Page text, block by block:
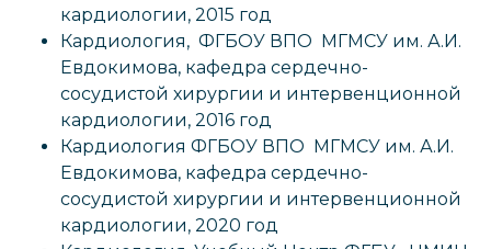
кардиологии, 2015 год
Кардиология, ФГБОУ ВПО МГМСУ им. А.И.
Евдокимова, кафедра сердечно-
сосудистой хирургии и интервенционной
кардиологии, 2016 год
Кардиология ФГБОУ ВПО МГМСУ им. А.И.
Евдокимова, кафедра сердечно-
сосудистой хирургии и интервенционной
кардиологии, 2020 год